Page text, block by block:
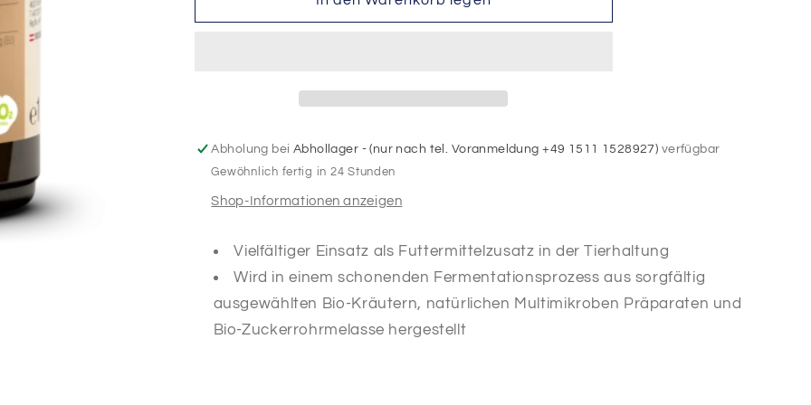
FKE
der
Fresslust
FKE
der
Fresslust
Abholung bei Abhollager - (nur nach tel. Voranmeldung +49 1511 1528927) verfügbar
Gewöhnlich fertig in 24 Stunden
Shop-Informationen anzeigen
Vielfältiger Einsatz als Futtermittelzusatz in der Tierhaltung
Wird in einem schonenden Fermentationsprozess aus sorgfältig
ausgewählten Bio-Kräutern, natürlichen Multimikroben Präparaten und
Bio-Zuckerrohrmelasse hergestellt